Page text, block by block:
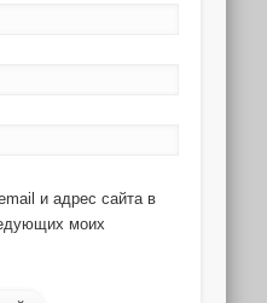
и адрес сайта в
моих